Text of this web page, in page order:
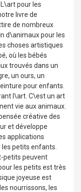
pour les
livre de
de nombreux
d\animaux pour les
choses artistiques
où les bébés
trouvés dans un
un ours, un
pour enfants.
l\art. C\est un art
vie aux animaux.
créative des
et développe
applications
petits enfants.
petits peuvent
les petits est très
joyeuse est
nourrissons, les